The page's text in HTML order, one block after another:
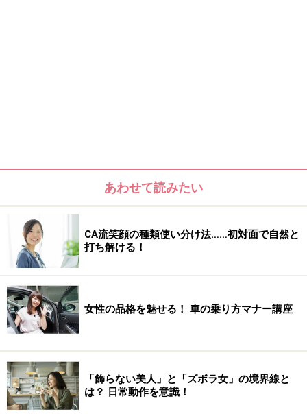
＜目次＞
あわせて読みたい
CA流笑顔の種類使い分け法……初対面で自然と
打ち解ける！
女性の品格を魅せる！ 車の乗り方マナー講座
「飾らない美人」と「ズボラ女」の境界線と
は？ 日常動作を意識！